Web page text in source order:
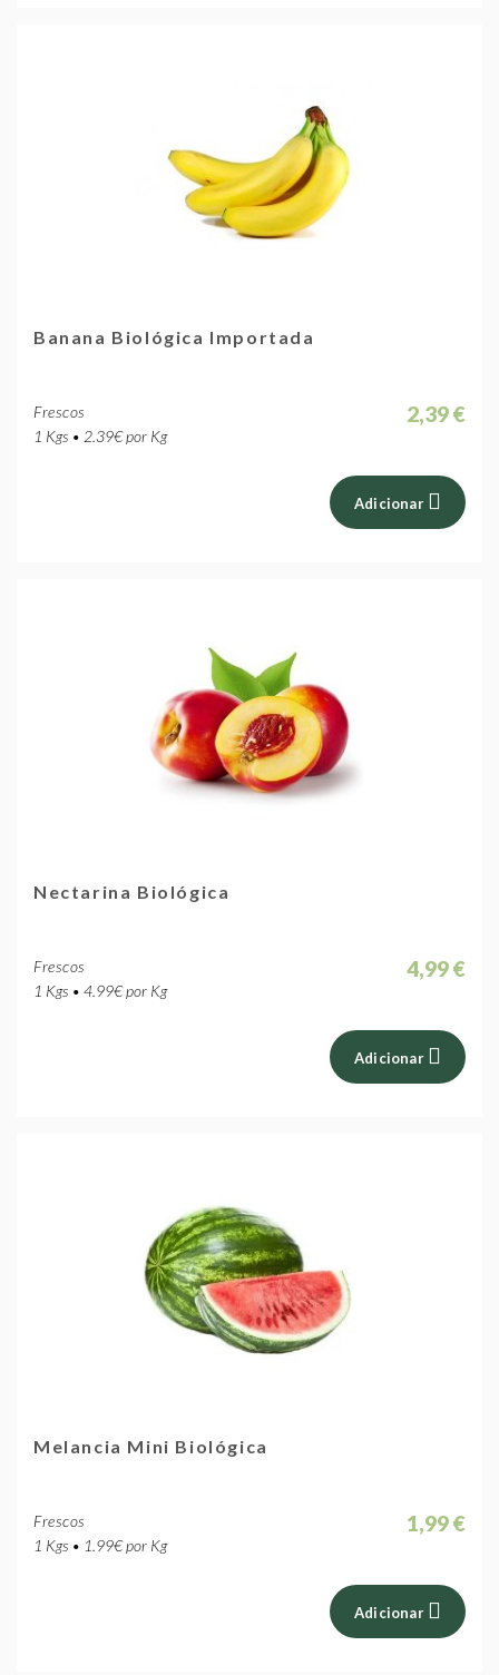
Banana Biológica Importada
Frescos
1 Kgs • 2.39€ por Kg
2,39 €
Adicionar
Nectarina Biológica
Frescos
1 Kgs • 4.99€ por Kg
4,99 €
Adicionar
Melancia Mini Biológica
Frescos
1 Kgs • 1.99€ por Kg
1,99 €
Adicionar